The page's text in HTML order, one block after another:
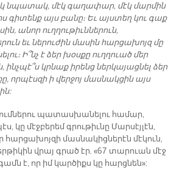
նպատակ, մէկ գաղափար, մէկ մարմին
գիտենք այս բանը։ Եւ այստեղ կու գաք
անոր ուղղութիւններուն,
եւ ներուժին մասին հարցախոյզ մը
Ի՞նչ է ձեր խօսքը ուղղուած մեր
ինչպէ՞ս կրնաք իրենց ներկայացնել ձեր
ի վերջոյ մասնակցին այս
պատասխանելու համար,
կը մէջբերեմ գրութիւնը Մարսէյլէն,
հարցախոյզի մասնակիցներէն մէկուն,
վրայ գրած էր. «67 տարուան մէջ
է, որ իմ կարծիքս կը հարցնեն»: